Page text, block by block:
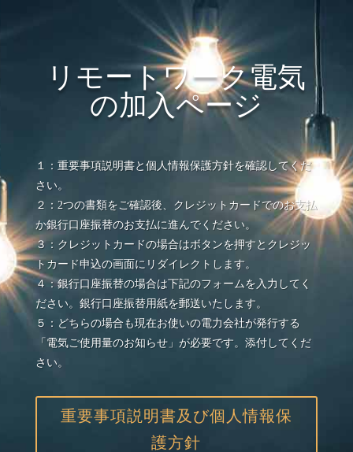
リモートワーク電気
の加入ページ
１：重要事項説明書と個人情報保護方針を確認してくだ
さい。
２：2つの書類をご確認後、クレジットカードでのお支払
か銀行口座振替のお支払に進んでください。
３：クレジットカードの場合はボタンを押すとクレジッ
トカード申込の画面にリダイレクトします。
４：銀行口座振替の場合は下記のフォームを入力してく
ださい。銀行口座振替用紙を郵送いたします。
５：どちらの場合も現在お使いの電力会社が発行する
「電気ご使用量のお知らせ」が必要です。添付してくだ
さい。
重要事項説明書及び個人情報保
護方針